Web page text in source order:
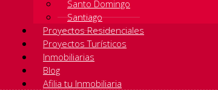
Santo Domingo
Santiago
Proyectos Residenciales
Proyectos Turísticos
Inmobiliarias
Blog
Afilia tu Inmobiliaria